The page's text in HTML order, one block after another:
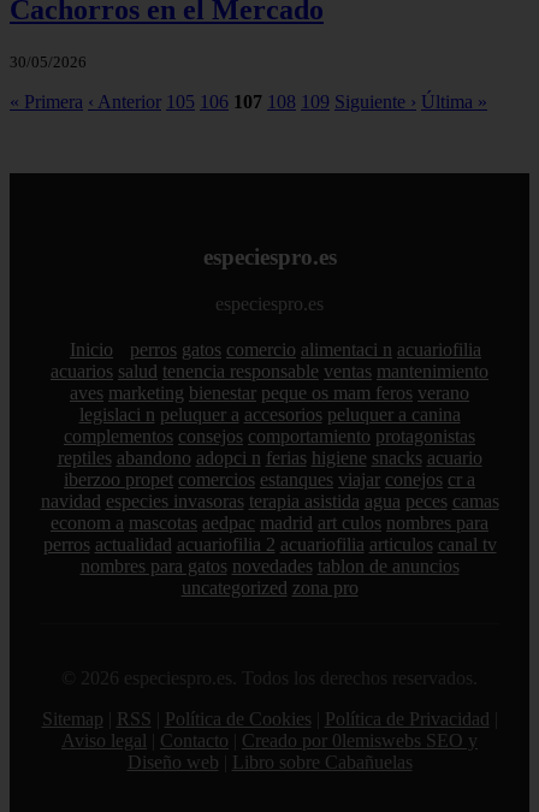
Cachorros en el Mercado
30/05/2026
« Primera ‹ Anterior 105 106 107 108 109 Siguiente › Última »
especiespro.es
especiespro.es
Inicio perros gatos comercio alimentaci n acuariofilia
acuarios salud tenencia responsable ventas mantenimiento
aves marketing bienestar peque os mam feros verano
legislaci n peluquer a accesorios peluquer a canina
complementos consejos comportamiento protagonistas
reptiles abandono adopci n ferias higiene snacks acuario
iberzoo propet comercios estanques viajar conejos cr a
navidad especies invasoras terapia asistida agua peces camas
econom a mascotas aedpac madrid art culos nombres para
perros actualidad acuariofilia 2 acuariofilia articulos canal tv
nombres para gatos novedades tablon de anuncios
uncategorized zona pro
© 2026 especiespro.es. Todos los derechos reservados.
Sitemap
RSS Política de Cookies Política de Privacidad
Aviso legal
Contacto
Creado por 0lemiswebs SEO y
Diseño web
Libro sobre Cabañuelas